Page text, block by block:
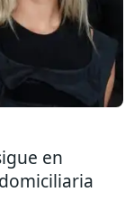
en